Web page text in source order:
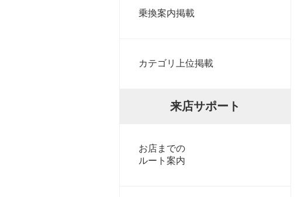
乗換案内掲載
カテゴリ上位掲載
来店サポート
お店までの
ルート案内